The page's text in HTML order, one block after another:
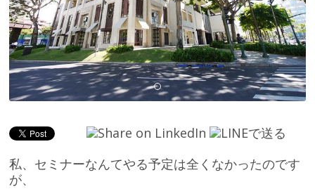
私、セミナーなんてやる予定は全くなかったのです
が、